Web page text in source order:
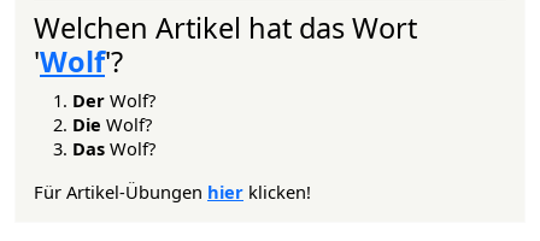
Welchen Artikel hat das Wort
'Wolf'?
Der Wolf?
Die Wolf?
Das Wolf?
Für Artikel-Übungen hier klicken!